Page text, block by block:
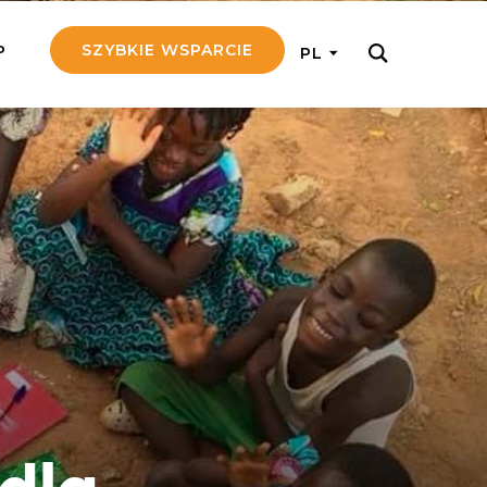
REGULARNIE
nam 5!
efektywnie, przekazując na
5 zł tygodniowo
Seniora
do rodziny Seniora, wspierając
i emocjonalnie
Aniołów
pracę konkretnego misjonarza
z nim kontakcie
SZYBKIE WSPARCIE PL